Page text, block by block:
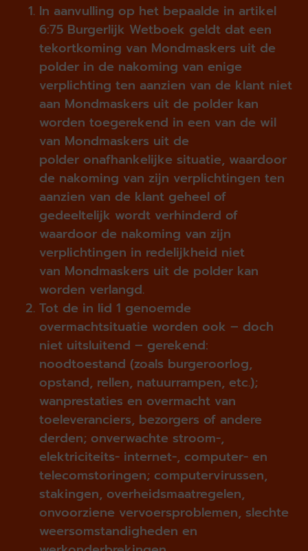
In aanvulling op het bepaalde in artikel
6:75 Burgerlijk Wetboek geldt dat een
tekortkoming van Mondmaskers uit de
polder in de nakoming van enige
verplichting ten aanzien van de klant niet
aan Mondmaskers uit de polder kan
worden toegerekend in een van de wil
van Mondmaskers uit de
polder onafhankelijke situatie, waardoor
de nakoming van zijn verplichtingen ten
aanzien van de klant geheel of
gedeeltelijk wordt verhinderd of
waardoor de nakoming van zijn
verplichtingen in redelijk­heid niet
van Mondmaskers uit de polder kan
worden verlangd.
Tot de in lid 1 genoemde
overmachtsituatie worden ook – doch
niet uitsluitend – gerekend:
noodtoestand (zoals burgeroorlog,
opstand, rellen, natuurrampen, etc.);
wanprestaties en overmacht van
toeleveranciers, bezorgers of andere
derden; onverwachte stroom-,
elektriciteits- internet-, computer- en
telecomstoringen; computer­virussen,
stakingen, overheidsmaatregelen,
onvoorziene vervoersproblemen, slechte
weersomstandigheden en